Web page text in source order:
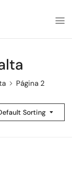
Página 2
Sorting